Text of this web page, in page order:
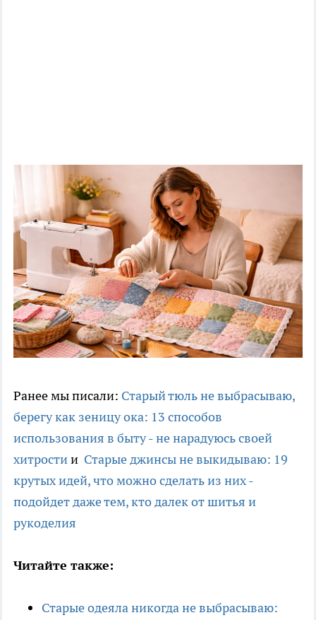
Ранее мы писали: Старый тюль не выбрасываю,
берегу как зеницу ока: 13 способов
использования в быту - не нарадуюсь своей
хитростии Старые джинсы не выкидываю: 19
крутых идей, что можно сделать из них -
подойдет даже тем, кто далек от шитья и
рукоделия
Читайте также:
Старые одеяла никогда не выбрасываю: